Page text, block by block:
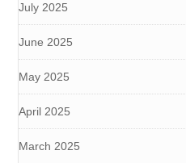
July 2025
June 2025
May 2025
April 2025
March 2025